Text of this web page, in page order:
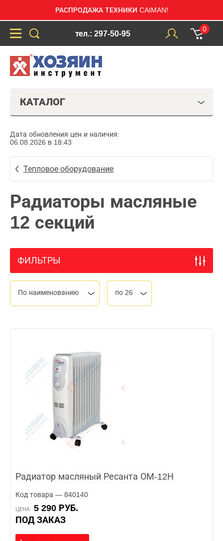
РАСПРОДАЖА ТЕХНИКИ CAIMAN!
тел.: 297-50-95
0
КАТАЛОГ
Дата обновления цен и наличия:
06.08.2026 в 18:43
Тепловое оборудование
Радиаторы масляные
12 секций
ФИЛЬТРЫ
По наименованию по 26
Радиатор масляный Ресанта ОМ-12Н
Код товара — 840140
ЦЕНА
5 290 РУБ.
ПОД ЗАКАЗ